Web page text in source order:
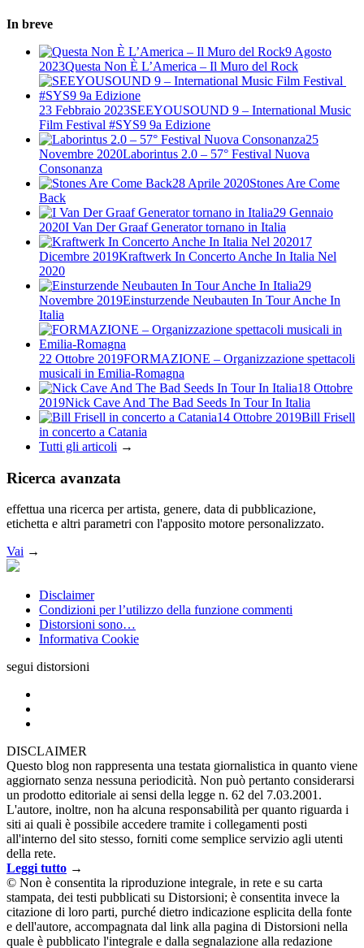
In breve
9 Agosto
2023Questa Non È L’America – Il Muro del Rock
23 Febbraio 2023​SEEYOUSOUND 9 – International Music
Film Festival ​#SYS9 9a Edizione
25
Novembre 2020Laborintus 2.0 – 57° Festival Nuova
Consonanza
28 Aprile 2020Stones Are Come
Back
29 Gennaio
2020I Van Der Graaf Generator tornano in Italia
17
Dicembre 2019Kraftwerk In Concerto Anche In Italia Nel
2020
29
Novembre 2019Einsturzende Neubauten In Tour Anche In
Italia
22 Ottobre 2019FORMAZIONE – Organizzazione spettacoli
musicali in Emilia-Romagna
18 Ottobre
2019Nick Cave And The Bad Seeds In Tour In Italia
14 Ottobre 2019Bill Frisell
in concerto a Catania
Tutti gli articoli →
Ricerca avanzata
effettua una ricerca per artista, genere, data di pubblicazione,
etichetta e altri parametri con l'apposito motore personalizzato.
Vai →
Disclaimer
Condizioni per l’utilizzo della funzione commenti
Distorsioni sono…
Informativa Cookie
segui distorsioni
DISCLAIMER
Questo blog non rappresenta una testata giornalistica in quanto viene
aggiornato senza nessuna periodicità. Non può pertanto considerarsi
un prodotto editoriale ai sensi della legge n. 62 del 7.03.2001.
L'autore, inoltre, non ha alcuna responsabilità per quanto riguarda i
siti ai quali è possibile accedere tramite i collegamenti posti
all'interno del sito stesso, forniti come semplice servizio agli utenti
della rete.
Leggi tutto →
© Non è consentita la riproduzione integrale, in rete e su carta
stampata, dei testi pubblicati su Distorsioni; è consentita invece la
citazione di loro parti, purché dietro indicazione esplicita della fonte
e dell'autore, accompagnata dal link alla pagina di Distorsioni nella
quale è pubblicato l'integrale e dalla segnalazione alla redazione